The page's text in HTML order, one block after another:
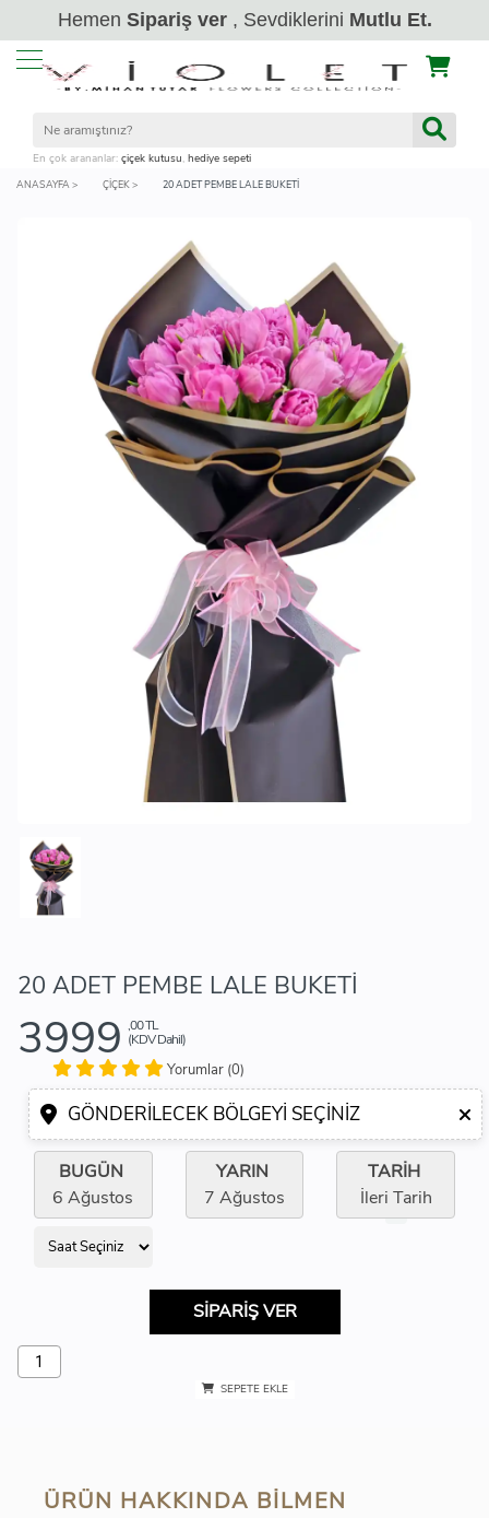
Hemen Sipariş ver, Sevdiklerini Mutlu Et.
En çok arananlar: çiçek kutusu, hediye sepeti
ANASAYFA > ÇIÇEK > 20 ADET PEMBE LALE BUKETİ
20 ADET PEMBE LALE BUKETİ
3999 ,00 TL
(KDV Dahil)
Yorumlar (0)
GÖNDERILECEK BÖLGEYI SEÇINIZ
BUGÜN
6 Ağustos
YARIN
7 Ağustos
TARİH
İleri Tarih
SİPARİŞ VER
SEPETE EKLE
ÜRÜN HAKKINDA BILMEN